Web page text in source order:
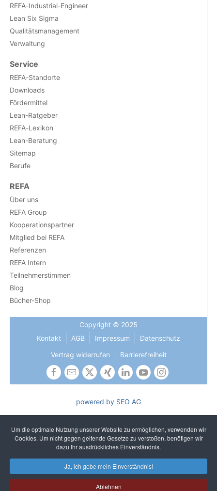
Um die optimale Nutzung unserer Website zu ermöglichen, verwenden wir
Cookies. Um nicht gegen geltende Gesetze zu verstoßen, benötigen wir
dazu Ihr ausdrückliches Einverständnis.
Ja, ich gebe mein Einverständnis!
Ablehnen
REFA-Industrial-Engineer
Lean Six Sigma
Qualitätsmanagement
Verwaltung
Service
REFA-Standorte
Downloads
Fördermittel
Lean-Ratgeber
REFA-Lexikon
Lean-Beratung
Sitemap
Berufe
REFA
Über uns
REFA Group
Kooperationspartner
Mitglied bei REFA
Referenzen
REFA Intern
Teilnehmerstimmen
Blog
Bücher-Shop
Copyright © 2025
Kontakt
AGB Impressum
Datenschutz
Vertrag widerrufen
Barrierefreiheit
powered by SEO AG
gehört zu unseren gelebten Kernwerten. In Texten verzichten
wir auf sprachliches Gendern, um ein einheitliches und
unkompliziertes Lesen zu gewährleisten. Selbstverständlich